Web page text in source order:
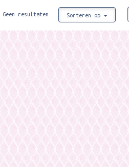
Geen resultaten Sorteren op